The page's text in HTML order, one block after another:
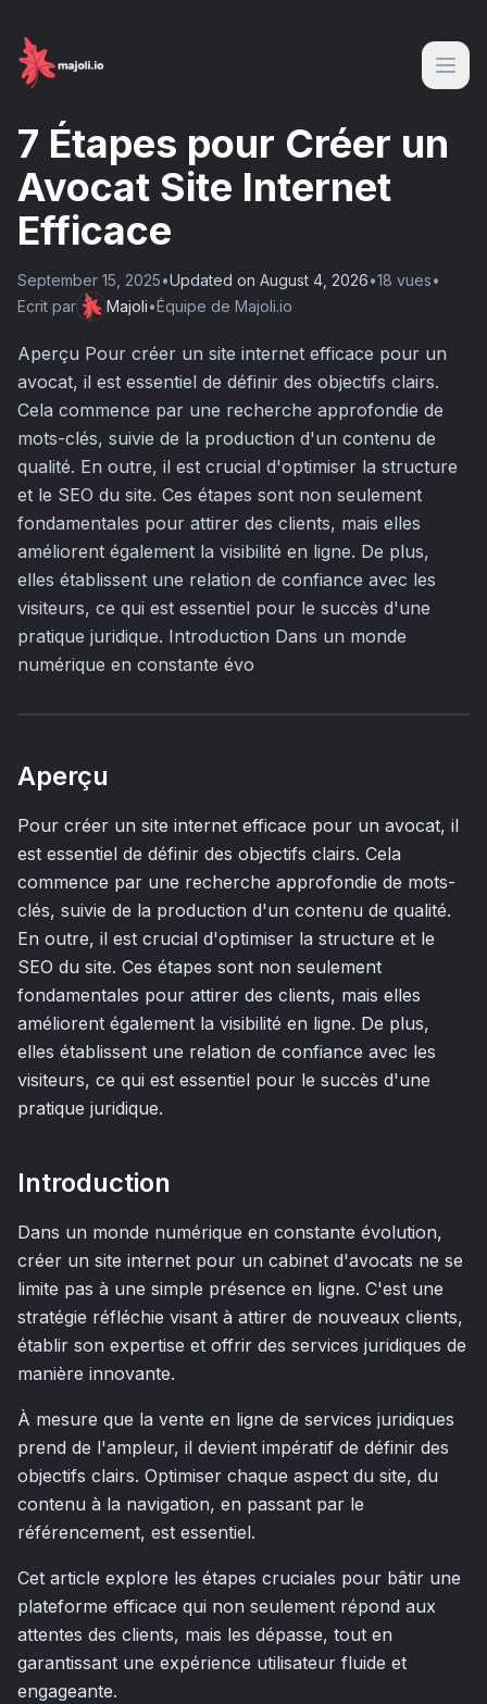
7 Étapes pour Créer un
Avocat Site Internet
Efficace
September 15, 2025•Updated on August 4, 2026•18 vues•
Ecrit par
Majoli•Équipe de Majoli.io
Aperçu Pour créer un site internet efficace pour un
avocat, il est essentiel de définir des objectifs clairs.
Cela commence par une recherche approfondie de
mots-clés, suivie de la production d'un contenu de
qualité. En outre, il est crucial d'optimiser la structure
et le SEO du site. Ces étapes sont non seulement
fondamentales pour attirer des clients, mais elles
améliorent également la visibilité en ligne. De plus,
elles établissent une relation de confiance avec les
visiteurs, ce qui est essentiel pour le succès d'une
pratique juridique. Introduction Dans un monde
numérique en constante évo
Aperçu
Pour créer un site internet efficace pour un avocat, il
est essentiel de définir des objectifs clairs. Cela
commence par une recherche approfondie de mots-
clés, suivie de la production d'un contenu de qualité.
En outre, il est crucial d'optimiser la structure et le
SEO du site. Ces étapes sont non seulement
fondamentales pour attirer des clients, mais elles
améliorent également la visibilité en ligne. De plus,
elles établissent une relation de confiance avec les
visiteurs, ce qui est essentiel pour le succès d'une
pratique juridique.
Introduction
Dans un monde numérique en constante évolution,
créer un site internet pour un cabinet d'avocats ne se
limite pas à une simple présence en ligne. C'est une
stratégie réfléchie visant à attirer de nouveaux clients,
établir son expertise et offrir des services juridiques de
manière innovante.
À mesure que la vente en ligne de services juridiques
prend de l'ampleur, il devient impératif de définir des
objectifs clairs. Optimiser chaque aspect du site, du
contenu à la navigation, en passant par le
référencement, est essentiel.
Cet article explore les étapes cruciales pour bâtir une
plateforme efficace qui non seulement répond aux
attentes des clients, mais les dépasse, tout en
garantissant une expérience utilisateur fluide et
engageante.